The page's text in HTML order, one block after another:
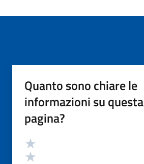
Quanto sono chiare le
informazioni su questa
pagina?
Valutazione